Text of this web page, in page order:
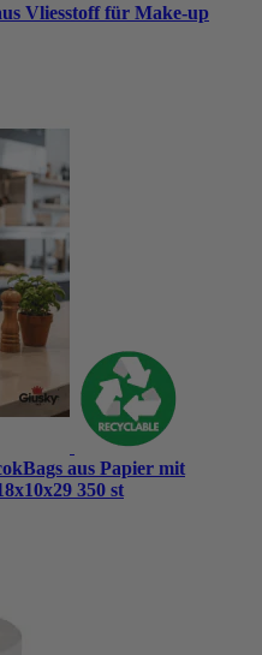
Vliesstoff für Make-up
aus Papier mit
350 st